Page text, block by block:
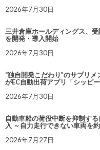
2026年7月30日
三井倉庫ホールディングス、
を開発・導入開始
2026年7月30日
“独自開発こだわり”のサプリ
がEC自動出荷アプリ「シッピ
2026年7月30日
自動車船の荷役中断を抑制す
入 ～自力走行できない車両を
2026年7月27日